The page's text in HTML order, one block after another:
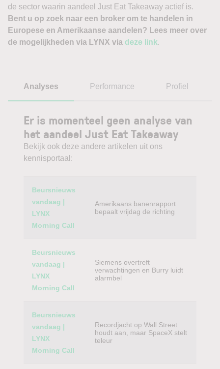
de sector waarin aandeel Just Eat Takeaway actief is.
Bent u op zoek naar een broker om te handelen in
Europese en Amerikaanse aandelen? Lees meer over
de mogelijkheden via LYNX via deze link.
Analyses Performance Profiel
Er is momenteel geen analyse van
het aandeel Just Eat Takeaway
Bekijk ook deze andere artikelen uit ons
kennisportaal:
Category
Beursnieuws
vandaag |
LYNX
Morning Call
Amerikaans banenrapport
bepaalt vrijdag de richting
Beursnieuws
vandaag |
LYNX
Morning Call
Siemens overtreft
verwachtingen en Burry luidt
alarmbel
Beursnieuws
vandaag |
LYNX
Morning Call
Recordjacht op Wall Street
houdt aan, maar SpaceX stelt
teleur